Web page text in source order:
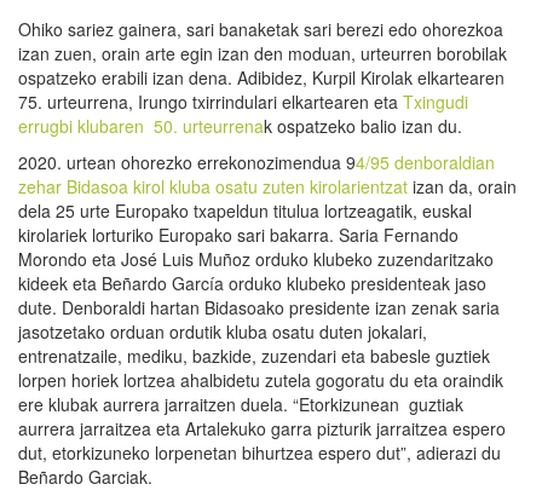
Ohiko sariez gainera, sari banaketak sari berezi edo ohorezkoa
izan zuen, orain arte egin izan den moduan, urteurren borobilak
ospatzeko erabili izan dena. Adibidez, Kurpil Kirolak elkartearen
75. urteurrena, Irungo txirrindulari elkartearen eta Txingudi
errugbi klubaren 50. urteurrenak ospatzeko balio izan du.
2020. urtean ohorezko errekonozimendua 94/95 denboraldian
zehar Bidasoa kirol kluba osatu zuten kirolarientzat izan da, orain
dela 25 urte Europako txapeldun titulua lortzeagatik, euskal
kirolariek lorturiko Europako sari bakarra. Saria Fernando
Morondo eta José Luis Muñoz orduko klubeko zuzendaritzako
kideek eta Beñardo García orduko klubeko presidenteak jaso
dute. Denboraldi hartan Bidasoako presidente izan zenak saria
jasotzetako orduan ordutik kluba osatu duten jokalari,
entrenatzaile, mediku, bazkide, zuzendari eta babesle guztiek
lorpen horiek lortzea ahalbidetu zutela gogoratu du eta oraindik
ere klubak aurrera jarraitzen duela. “Etorkizunean guztiak
aurrera jarraitzea eta Artalekuko garra pizturik jarraitzea espero
dut, etorkizuneko lorpenetan bihurtzea espero dut”, adierazi du
Beñardo Garciak.